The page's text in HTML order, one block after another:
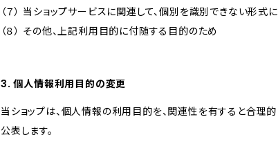
（７） 当ショップサービスに関連して、個別を識別できない形
（８） その他、上記利用目的に付随する目的のため
3. 個人情報利用目的の変更
当ショップは、個人情報の利用目的を、関連性を有すると合
公表します。